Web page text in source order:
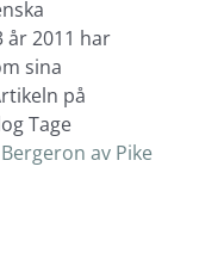
år 2011 har
sina
på
Tage
Bergeron av Pike